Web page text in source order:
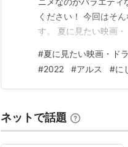
ください！ 今回はそ
す。 夏に見たい映画
総当たり！その後決勝
に にじさんじ甲子園
#夏に見たい映画・ド
#2022 #アルス #に
ネットで話題